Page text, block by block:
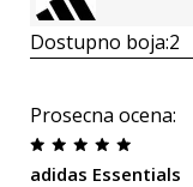
Dostupno boja:2
Prosecna ocena:
adidas Essentials